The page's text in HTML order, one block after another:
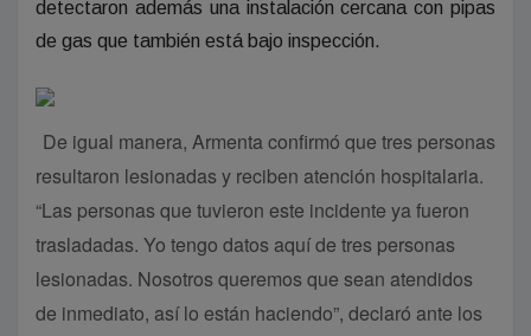
detectaron además una instalación cercana con pipas
de gas que también está bajo inspección.
De igual manera, Armenta confirmó que tres personas
resultaron lesionadas y reciben atención hospitalaria.
“Las personas que tuvieron este incidente ya fueron
trasladadas. Yo tengo datos aquí de tres personas
lesionadas. Nosotros queremos que sean atendidos
de inmediato, así lo están haciendo”, declaró ante los